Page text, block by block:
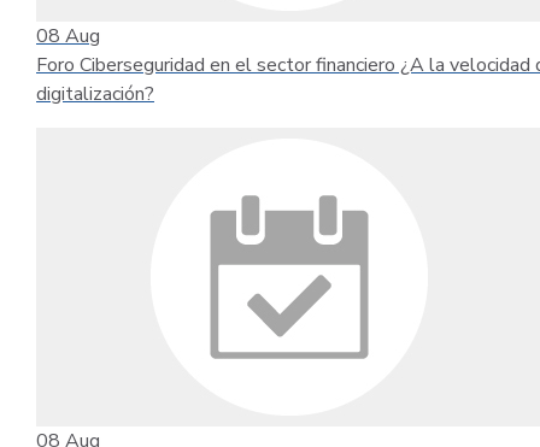
08 Aug
Foro Ciberseguridad en el sector financiero ¿A la velocidad
digitalización?
08 Aug